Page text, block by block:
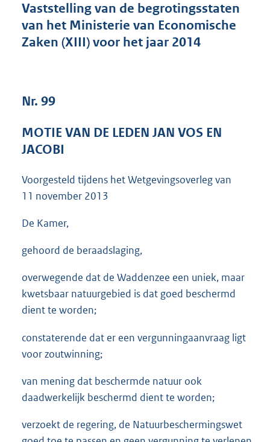
s
g
r
3
Vaststelling van de begrotingsstaten
van het Ministerie van Economische
Zaken (XIII) voor het jaar 2014
Nr. 99
MOTIE VAN DE LEDEN JAN VOS EN
JACOBI
Voorgesteld tijdens het Wetgevingsoverleg van
11 november 2013
De Kamer,
gehoord de beraadslaging,
overwegende dat de Waddenzee een uniek, maar
kwetsbaar natuurgebied is dat goed beschermd
dient te worden;
constaterende dat er een vergunningaanvraag ligt
voor zoutwinning;
van mening dat beschermde natuur ook
daadwerkelijk beschermd dient te worden;
verzoekt de regering, de Natuurbeschermingswet